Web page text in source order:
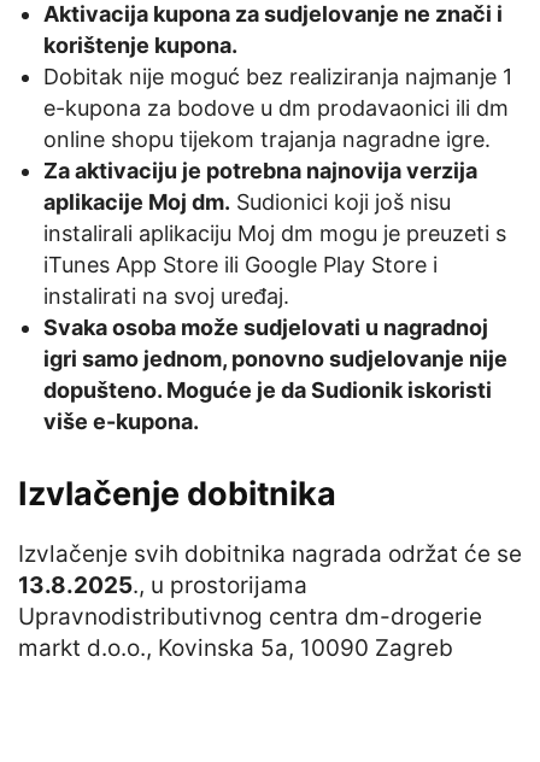
Aktivacija kupona za sudjelovanje ne znači i
korištenje kupona.
Dobitak nije moguć bez realiziranja najmanje 1
e-kupona za bodove u dm prodavaonici ili dm
online shopu tijekom trajanja nagradne igre.
Za aktivaciju je potrebna najnovija verzija
aplikacije Moj dm. Sudionici koji još nisu
instalirali aplikaciju Moj dm mogu je preuzeti s
iTunes App Store ili Google Play Store i
instalirati na svoj uređaj.
Svaka osoba može sudjelovati u nagradnoj
igri samo jednom, ponovno sudjelovanje nije
dopušteno. Moguće je da Sudionik iskoristi
više e-kupona.
Izvlačenje dobitnika
Izvlačenje svih dobitnika nagrada održat će se
13.8.2025., u prostorijama
Upravnodistributivnog centra dm-drogerie
markt d.o.o., Kovinska 5a, 10090 Zagreb